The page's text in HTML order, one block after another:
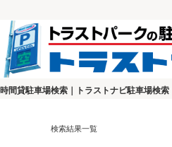
時間貸駐車場検索｜トラストナビ駐車場検索
検索結果一覧